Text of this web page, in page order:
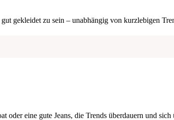
gekleidet zu sein – unabhängig von kurzlebigen
eine gute Jeans, die Trends überdauern und